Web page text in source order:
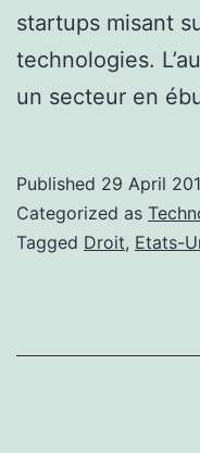
startups misant
technologies.
un secteur en
Published 29 April
Categorized as
Tagged Droit, Etats-